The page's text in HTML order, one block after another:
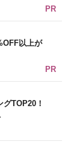
PR
以上が
PR
グTOP20！